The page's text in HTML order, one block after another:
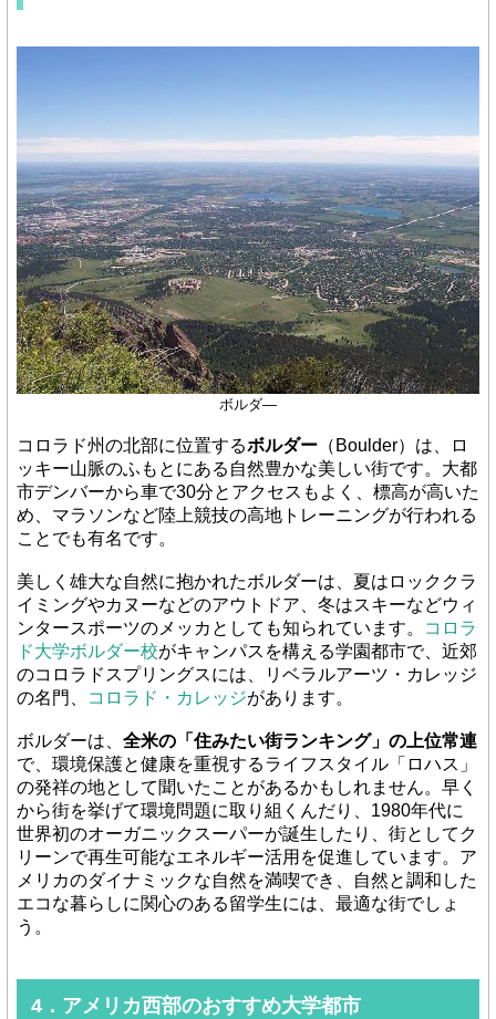
ボルダ―
コロラド州の北部に位置するボルダー （Boulder）は、ロ
ッキー山脈のふもとにある自然豊かな美しい街です。大都
市デンバーから車で30分とアクセスもよく、標高が高いた
め、マラソンなど陸上競技の高地トレーニングが行われる
ことでも有名です。
美しく雄大な自然に抱かれたボルダーは、夏はロッククラ
イミングやカヌーなどのアウトドア、冬はスキーなどウィ
ンタースポーツのメッカとしても知られています。
コロラ
ド大学ボルダー校がキャンパスを構える学園都市で、近郊
のコロラドスプリングスには、リベラルアーツ・カレッジ
の名門、
コロラド・カレッジがあります。
ボルダーは、 全米の「住みたい街ランキング」の上位常連
で、環境保護と健康を重視するライフスタイル「ロハス」
の発祥の地として聞いたことがあるかもしれません。早く
から街を挙げて環境問題に取り組くんだり、1980年代に
世界初のオーガニックスーパーが誕生したり、街としてク
リーンで再生可能なエネルギー活用を促進しています。ア
メリカのダイナミックな自然を満喫でき、自然と調和した
エコな暮らしに関心のある留学生には、最適な街でしょ
う。
4．アメリカ西部のおすすめ大学都市